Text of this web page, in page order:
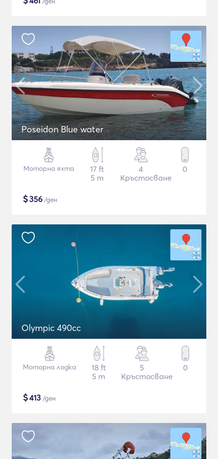
Poseidon Blue water
Моторна яхта
17 ft
5 m
4
Кръстосване
0
$356 /ден
Olympic 490cc
Моторна лодка
18 ft
5 m
5
Кръстосване
0
$413 /ден